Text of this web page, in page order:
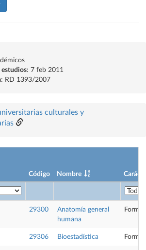
estudios: 7 feb 2011
: RD 1393/2007
culturales y
Código Nombre
29300
Anatomía general
humana
29306 Bioestadística